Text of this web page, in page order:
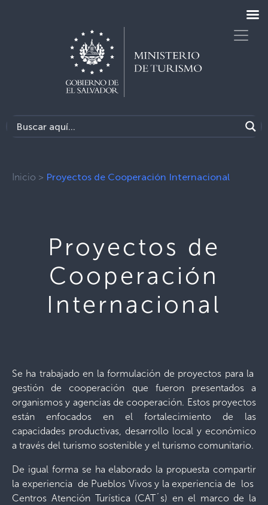
Inicio > Proyectos de Cooperación Internacional
Proyectos de
Cooperación
Internacional
Se ha trabajado en la formulación de proyectos para la
gestión de cooperación que fueron presentados a
organismos y agencias de cooperación. Estos proyectos
están enfocados en el fortalecimiento de las
capacidades productivas, desarrollo local y económico
a través del turismo sostenible y el turismo comunitario.
De igual forma se ha elaborado la propuesta compartir
la experiencia de Pueblos Vivos y la experiencia de los
Centros Atención Turística (CAT´s) en el marco de la